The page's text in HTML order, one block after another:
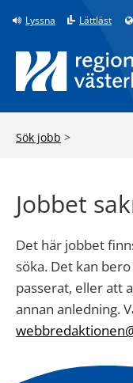
Lyssna Lättläst
Sök jobb >
Jobbet
Det här jobbet
söka. Det kan
passerat, eller att
annan anledning.